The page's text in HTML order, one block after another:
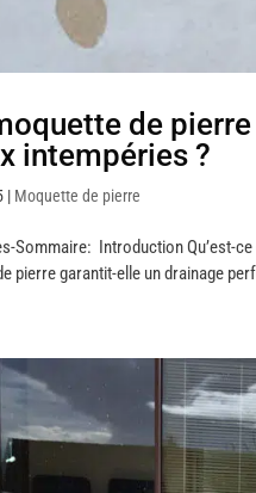
de
intempéries ?
| Moquette de pierre
Sommaire: Introduction Qu’est-
pierre garantit-elle un drainage